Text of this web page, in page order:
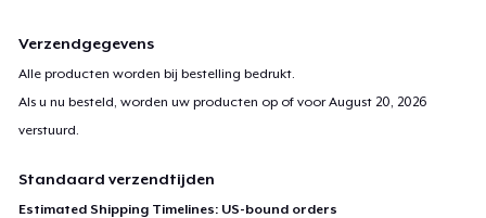
Verzendgegevens
Alle producten worden bij bestelling bedrukt.
Als u nu besteld, worden uw producten op of voorAugust 20, 2026
verstuurd.
Standaard verzendtijden
Estimated Shipping Timelines: US-bound orders